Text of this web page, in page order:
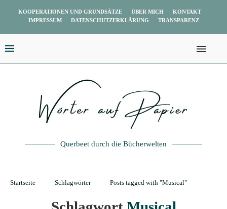
KOOPERATIONEN UND GRUNDSÄTZE ÜBER MICH
KONTAKT
IMPRESSUM
DATENSCHUTZERKLÄRUNG TRANSPARENZ
Querbeet durch die Bücherwelten
Startseite Schlagwörter Posts tagged with "Musical"